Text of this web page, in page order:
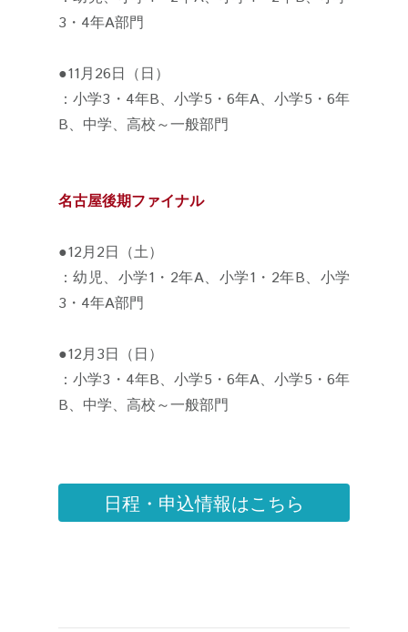
3・4年A部門
●11月26日（日）
：小学3・4年B、小学5・6年A、小学5・6年
B、中学、高校～一般部門
名古屋後期ファイナル
●12月2日（土）
：幼児、小学1・2年A、小学1・2年B、小学
3・4年A部門
●12月3日（日）
：小学3・4年B、小学5・6年A、小学5・6年
B、中学、高校～一般部門
日程・申込情報はこちら